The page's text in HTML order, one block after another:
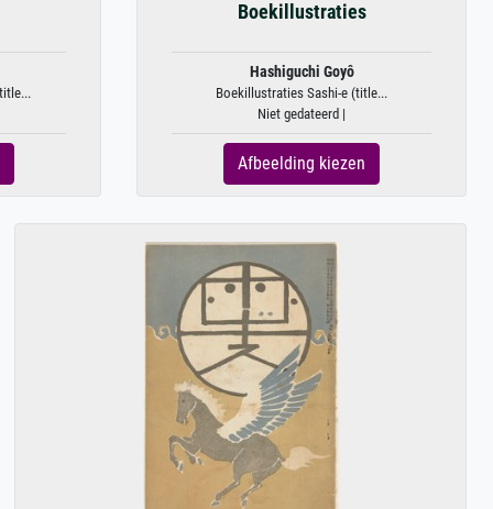
Boekillustraties
Hashiguchi Goyô
Boekillustraties Sashi-e (title...
Niet gedateerd |
Afbeelding kiezen